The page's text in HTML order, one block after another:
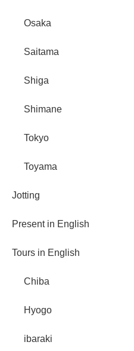
Osaka
Saitama
Shiga
Shimane
Tokyo
Toyama
Jotting
Present in English
Tours in English
Chiba
Hyogo
ibaraki